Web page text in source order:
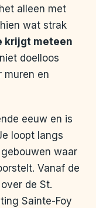
alleen met
wat strak
krijgt meteen
doelloos
muren en
eeuw en is
loopt langs
waar
Vanaf de
de St.
Sainte-Foy